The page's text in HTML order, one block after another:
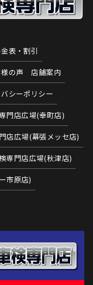
表・割引
の声 店舗案内
シーポリシー
門店広場(幸町店)
店広場(幕張メッセ店)
専門店広場(秋津店)
市原店)